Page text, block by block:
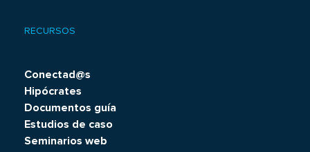
RECURSOS
Conectad@s
Hipócrates
Documentos guía
Estudios de caso
Seminarios web